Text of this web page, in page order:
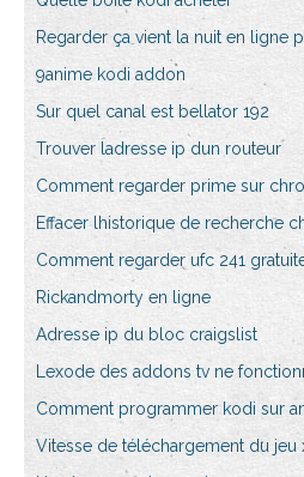
Regarder ça vient la nuit en ligne
9anime kodi addon
Sur quel canal est bellator 192
Trouver ladresse ip dun routeur
Comment regarder prime sur
Effacer lhistorique de recherche
Comment regarder ufc 241
Rickandmorty en ligne
Adresse ip du bloc craigslist
Lexode des addons tv ne
Comment programmer kodi sur
Vitesse de téléchargement du jeu